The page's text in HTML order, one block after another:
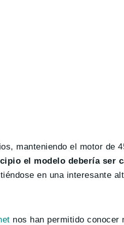
manteniendo el motor de
el modelo debería ser
en una interesante
nos han permitido conocer